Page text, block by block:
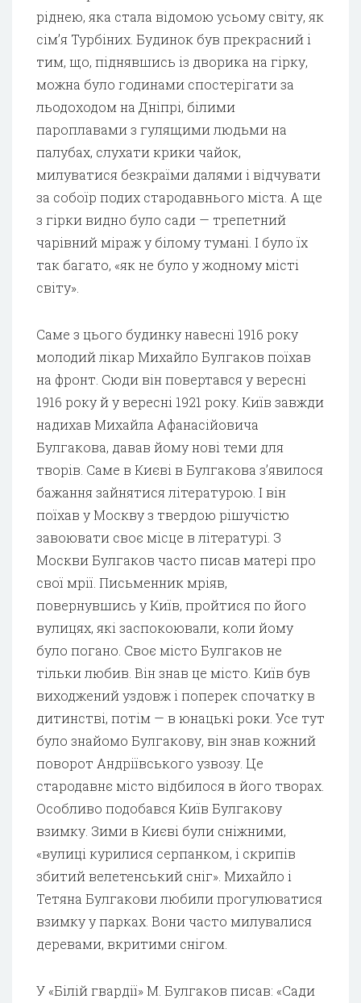
ріднею, яка стала відомою усьому світу, як
сім’я Турбіних. Будинок був прекрасний і
тим, що, піднявшись із дворика на гірку,
можна було годинами спостерігати за
льодоходом на Дніпрі, білими
пароплавами з гулящими людьми на
палубах, слухати крики чайок,
милуватися безкраїми далями і відчувати
за собоїр подих стародавнього міста. А ще
з гірки видно було сади — трепетний
чарівний міраж у білому тумані. І було їх
так багато, «як не було у жодному місті
світу».
Саме з цього будинку навесні 1916 року
молодий лікар Михайло Булгаков поїхав
на фронт. Сюди він повертався у вересні
1916 року й у вересні 1921 року. Київ завжди
надихав Михайла Афанасійовича
Булгакова, давав йому нові теми для
творів. Саме в Києві в Булгакова з’явилося
бажання зайнятися літературою. І він
поїхав у Москву з твердою рішучістю
завоювати своє місце в літературі. З
Москви Булгаков часто писав матері про
свої мрії. Письменник мріяв,
повернувшись у Київ, пройтися по його
вулицях, які заспокоювали, коли йому
було погано. Своє місто Булгаков не
тільки любив. Він знав це місто. Київ був
виходжений уздовж і поперек спочатку в
дитинстві, потім — в юнацькі роки. Усе тут
було знайомо Булгакову, він знав кожний
поворот Андріївського узвозу. Це
стародавнє місто відбилося в його творах.
Особливо подобався Київ Булгакову
взимку. Зими в Києві були сніжними,
«вулиці курилися серпанком, і скрипів
збитий велетенський сніг». Михайло і
Тетяна Булгакови любили прогулюватися
взимку у парках. Вони часто милувалися
деревами, вкритими снігом.
У «Білій гвардії» М. Булгаков писав: «Сади